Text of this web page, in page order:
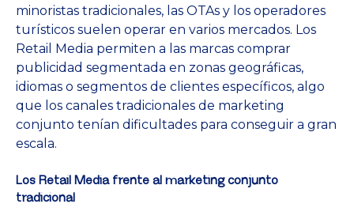
minoristas tradicionales, las OTAs y los operadores
turísticos suelen operar en varios mercados. Los
Retail Media permiten a las marcas comprar
publicidad segmentada en zonas geográficas,
idiomas o segmentos de clientes específicos, algo
que los canales tradicionales de marketing
conjunto tenían dificultades para conseguir a gran
escala.
Los Retail Media frente al marketing conjunto
tradicional